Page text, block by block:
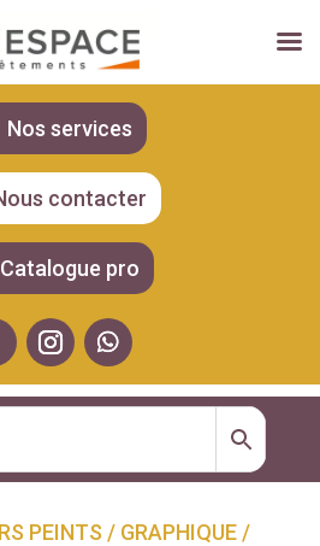
Nos services
contacter
Catalogue pro
PEINTS / GRAPHIQUE/